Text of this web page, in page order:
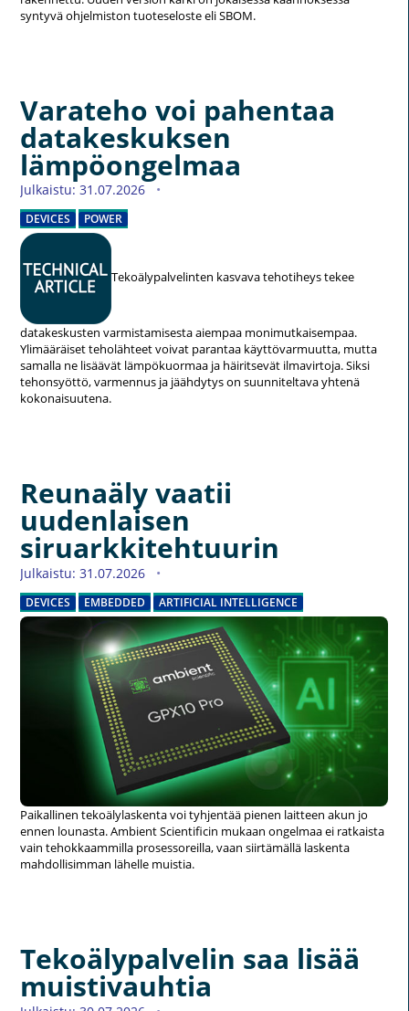
syntyvä ohjelmiston tuoteseloste eli SBOM.
Varateho voi pahentaa
datakeskuksen
lämpöongelmaa
Julkaistu: 31.07.2026
DEVICES POWER
Tekoälypalvelinten kasvava tehotiheys tekee
datakeskusten varmistamisesta aiempaa monimutkaisempaa.
Ylimääräiset teholähteet voivat parantaa käyttövarmuutta, mutta
samalla ne lisäävät lämpökuormaa ja häiritsevät ilmavirtoja. Siksi
tehonsyöttö, varmennus ja jäähdytys on suunniteltava yhtenä
kokonaisuutena.
Reunaäly vaatii
uudenlaisen
siruarkkitehtuurin
Julkaistu: 31.07.2026
DEVICES EMBEDDED ARTIFICIAL INTELLIGENCE
Paikallinen tekoälylaskenta voi tyhjentää pienen laitteen akun jo
ennen lounasta. Ambient Scientificin mukaan ongelmaa ei ratkaista
vain tehokkaammilla prosessoreilla, vaan siirtämällä laskenta
mahdollisimman lähelle muistia.
Tekoälypalvelin saa lisää
muistivauhtia